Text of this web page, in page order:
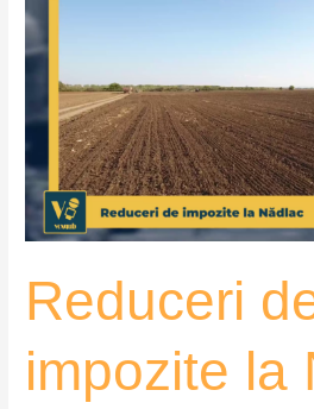
Reduceri
impozite la
de
Nădlac
VoxQub